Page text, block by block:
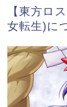
【東方ロ
女転生)に